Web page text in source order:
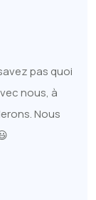
pas quoi
nous, à
Nous